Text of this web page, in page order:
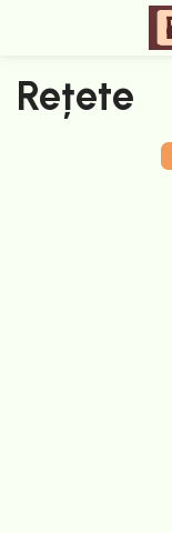
Rețete